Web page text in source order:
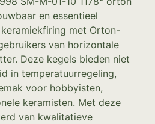
en essentieel
met Orton-
van horizontale
Deze kegels bieden niet
in temperatuurregeling,
voor hobbyisten,
keramisten. Met deze
van kwalitatieve